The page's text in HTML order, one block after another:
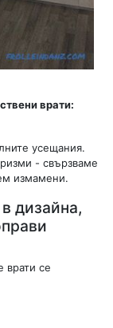
врати:
усещания.
- свързваме
измамени.
дизайна,
врати се